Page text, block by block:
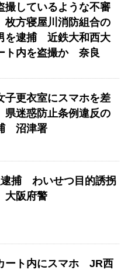
撮しているような不審
枚方寝屋川消防組合の
を逮捕 近鉄大和西大
ト内を盗撮か 奈良
子更衣室にスマホを差
迷惑防止条例違反の
沼津署
捕 わいせつ目的誘拐
阪府警
ート内にスマホ JR西